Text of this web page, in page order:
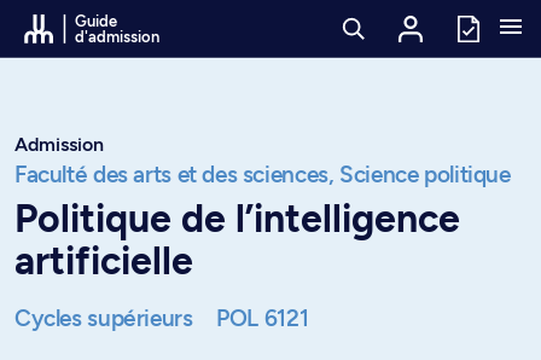
Passer au contenu
Guide
d'admission
Admission
Faculté des arts et des sciences, Science politique
Politique de l’intelligence
artificielle
Cycles supérieurs POL 6121